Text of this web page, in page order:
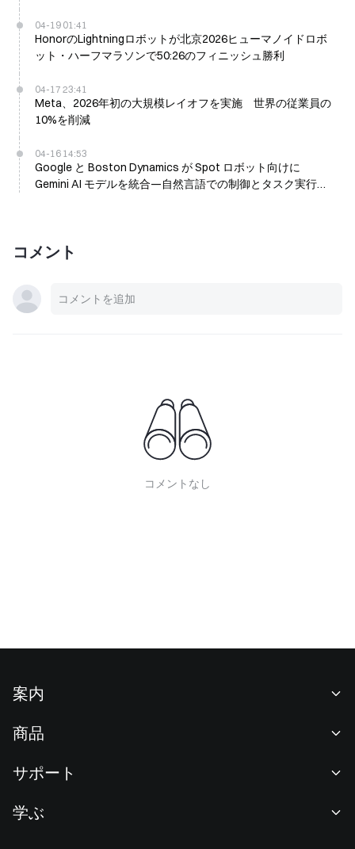
04-19 01:41
HonorのLightningロボットが北京2026ヒューマノイドロボ
ット・ハーフマラソンで50:26のフィニッシュ勝利
04-17 23:41
Meta、2026年初の大規模レイオフを実施 世界の従業員の
10%を削減
04-16 14:53
Google と Boston Dynamics が Spot ロボット向けに
Gemini AI モデルを統合—自然言語での制御とタスク実行の
コメント
コメントなし
案内
ニュースルーム
F1 Oracle Red Bull Racing 公式スポンサー
商品
現物取引
サポート
学ぶ